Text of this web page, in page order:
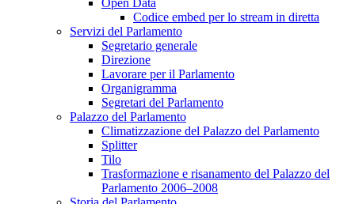
Open Data
Codice embed per lo stream in diretta
Servizi del Parlamento
Segretario generale
Direzione
Lavorare per il Parlamento
Organigramma
Segretari del Parlamento
Palazzo del Parlamento
Climatizzazione del Palazzo del Parlamento
Splitter
Tilo
Trasformazione e risanamento del Palazzo del
Parlamento 2006–2008